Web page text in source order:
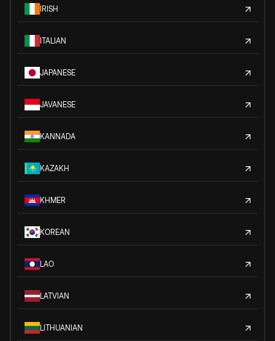
IRISH
ITALIAN
JAPANESE
JAVANESE
KANNADA
KAZAKH
KHMER
KOREAN
LAO
LATVIAN
LITHUANIAN